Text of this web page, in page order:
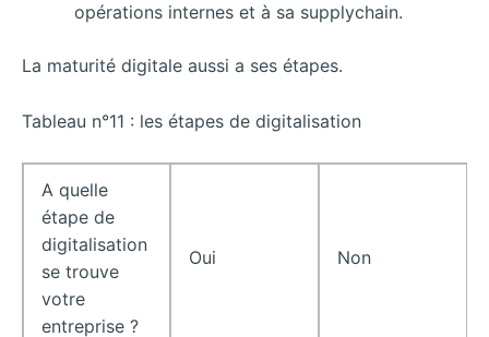
opérations internes et à sa supplychain.
La maturité digitale aussi a ses étapes.
Tableau n°11 : les étapes de digitalisation
A quelle
étape de
digitalisation
se trouve
votre
entreprise ?
Oui Non